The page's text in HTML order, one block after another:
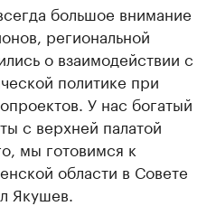
большое внимание
региональной
о взаимодействии с
политике при
У нас богатый
с верхней палатой
мы готовимся к
области в Совете
Якушев.